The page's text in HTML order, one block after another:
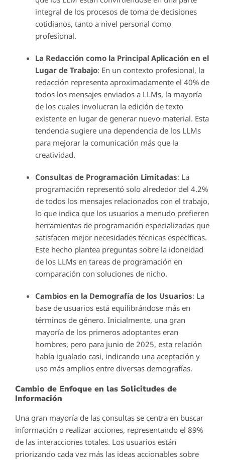
integral de los procesos de toma de decisiones
cotidianos, tanto a nivel personal como
profesional.
La Redacción como la Principal Aplicación en el
Lugar de Trabajo: En un contexto profesional, la
redacción representa aproximadamente el 40% de
todos los mensajes enviados a LLMs, la mayoría
de los cuales involucran la edición de texto
existente en lugar de generar nuevo material. Esta
tendencia sugiere una dependencia de los LLMs
para mejorar la comunicación más que la
creatividad.
Consultas de Programación Limitadas: La
programación representó solo alrededor del 4.2%
de todos los mensajes relacionados con el trabajo,
lo que indica que los usuarios a menudo prefieren
herramientas de programación especializadas que
satisfacen mejor necesidades técnicas específicas.
Este hecho plantea preguntas sobre la idoneidad
de los LLMs en tareas de programación en
comparación con soluciones de nicho.
Cambios en la Demografía de los Usuarios: La
base de usuarios está equilibrándose más en
términos de género. Inicialmente, una gran
mayoría de los primeros adoptantes eran
hombres, pero para junio de 2025, esta relación
había igualado casi, indicando una aceptación y
uso más amplios entre diversas demografías.
Cambio de Enfoque en las Solicitudes de
Información
Una gran mayoría de las consultas se centra en buscar
información o realizar acciones, representando el 89%
de las interacciones totales. Los usuarios están
priorizando cada vez más las ideas accionables sobre